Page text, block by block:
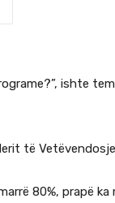
ishte
të
80%, prapë